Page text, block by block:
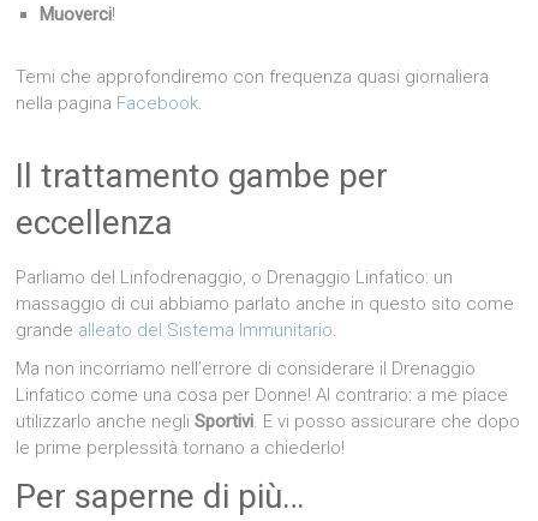
Muoverci!
Temi che approfondiremo con frequenza quasi giornaliera
nella pagina Facebook.
Il trattamento gambe per
eccellenza
Parliamo del Linfodrenaggio, o Drenaggio Linfatico: un
massaggio di cui abbiamo parlato anche in questo sito come
grande alleato del Sistema Immunitario.
Ma non incorriamo nell’errore di considerare il Drenaggio
Linfatico come una cosa per Donne! Al contrario: a me piace
utilizzarlo anche negliSportivi. E vi posso assicurare che dopo
le prime perplessità tornano a chiederlo!
Per saperne di più…